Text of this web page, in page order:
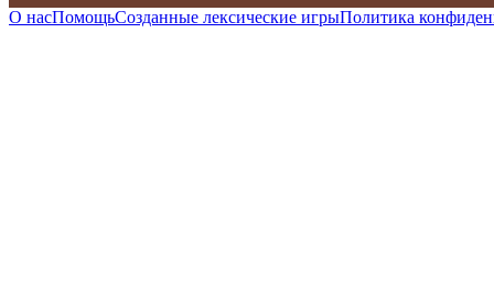
О насПомощьСозданные лексические игрыПолитика